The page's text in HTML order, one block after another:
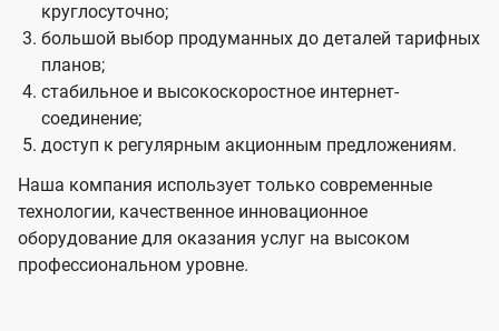
круглосуточно;
большой выбор продуманных до деталей тарифных
планов;
стабильное и высокоскоростное интернет-
соединение;
доступ к регулярным акционным предложениям.
Наша компания использует только современные
технологии, качественное инновационное
оборудование для оказания услуг на высоком
профессиональном уровне.